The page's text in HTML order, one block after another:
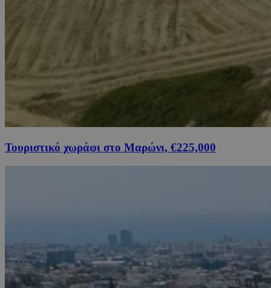
Τουριστικό χωράφι στο Μαρώνι, €225,000